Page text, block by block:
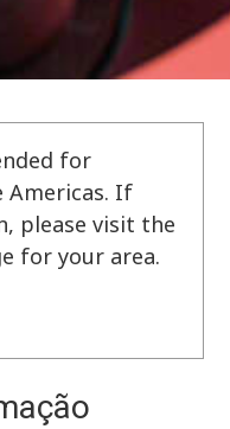
for
Americas. If
please visit the
for your area.